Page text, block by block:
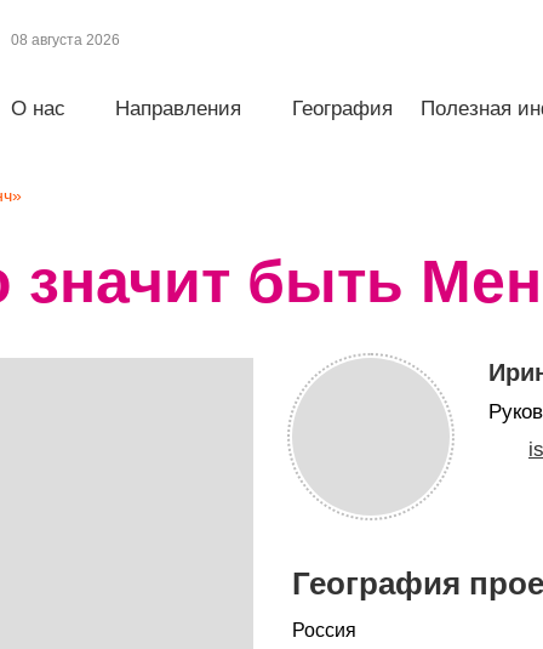
08 августа 2026
О нас Направления География Полезная
значит быть
География
Россия